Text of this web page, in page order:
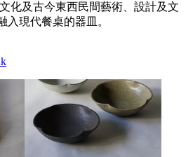
化及古今東西民間藝術、設計及文
入現代餐桌的器皿。